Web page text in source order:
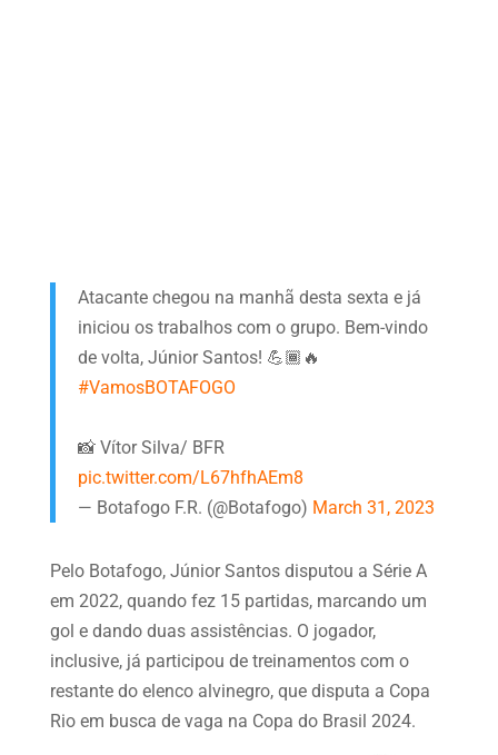
Atacante chegou na manhã desta sexta e já
iniciou os trabalhos com o grupo. Bem-vindo
de volta, Júnior Santos! 💪🏾🔥
#VamosBOTAFOGO
📸 Vítor Silva/ BFR
pic.twitter.com/L67hfhAEm8
— Botafogo F.R. (@Botafogo) March 31, 2023
Pelo Botafogo, Júnior Santos disputou a Série A
em 2022, quando fez 15 partidas, marcando um
gol e dando duas assistências. O jogador,
inclusive, já participou de treinamentos com o
restante do elenco alvinegro, que disputa a Copa
Rio em busca de vaga na Copa do Brasil 2024.